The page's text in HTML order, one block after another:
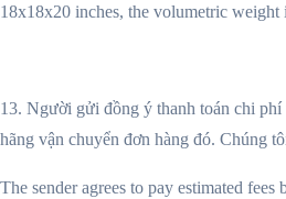
18x18x20 inches, the volumetric
13. Người gửi đồng ý thanh toán chi
hãng vận chuyển đơn hàng đó. Chúng
The sender agrees to pay estimated